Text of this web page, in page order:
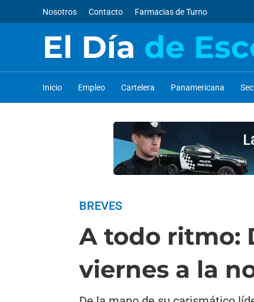
Nosotros Contacto Farmacias de Turno
El Día de
Inicio Empleo Cartelera Panamericana
BREVES
A todo ritmo:
viernes a la